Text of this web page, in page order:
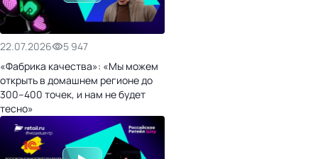
22.07.2026
5 947
«Фабрика качества»: «Мы можем
открыть в домашнем регионе до
300–400 точек, и нам не будет
тесно»